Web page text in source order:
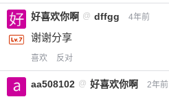
好喜欢你啊 @ dffgg 4年前
谢谢分享
喜欢 反对
aa508102 @ 好喜欢你啊 2年前